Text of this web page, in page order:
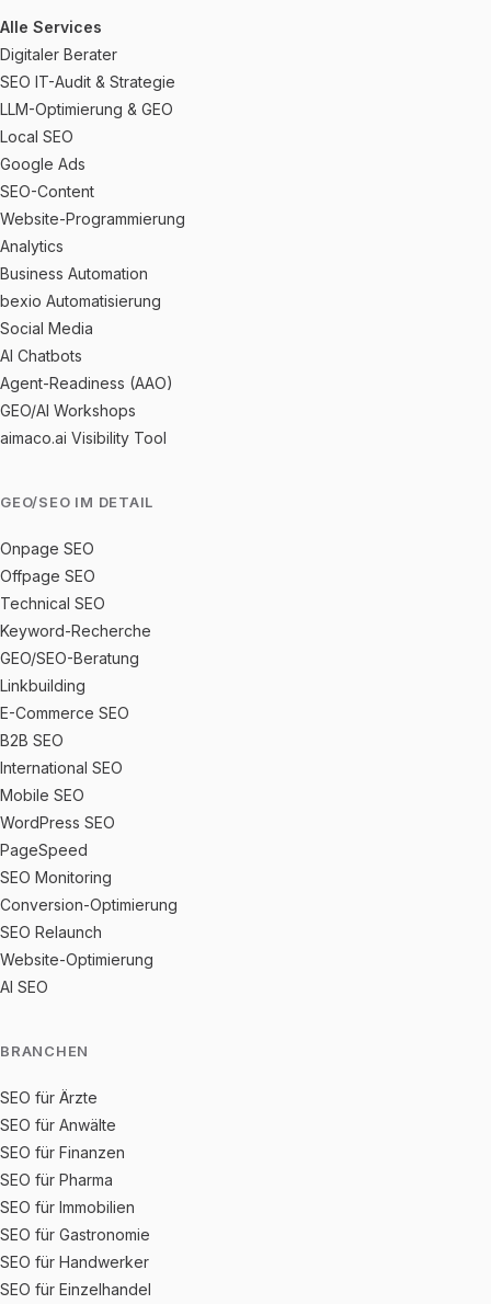
Alle Services
Digitaler Berater
SEO IT-Audit & Strategie
LLM-Optimierung & GEO
Local SEO
Google Ads
SEO-Content
Website-Programmierung
Analytics
Business Automation
bexio Automatisierung
Social Media
AI Chatbots
Agent-Readiness (AAO)
GEO/AI Workshops
aimaco.ai Visibility Tool
GEO/SEO IM DETAIL
Onpage SEO
Offpage SEO
Technical SEO
Keyword-Recherche
GEO/SEO-Beratung
Linkbuilding
E-Commerce SEO
B2B SEO
International SEO
Mobile SEO
WordPress SEO
PageSpeed
SEO Monitoring
Conversion-Optimierung
SEO Relaunch
Website-Optimierung
AI SEO
BRANCHEN
SEO für Ärzte
SEO für Anwälte
SEO für Finanzen
SEO für Pharma
SEO für Immobilien
SEO für Gastronomie
SEO für Handwerker
SEO für Einzelhandel